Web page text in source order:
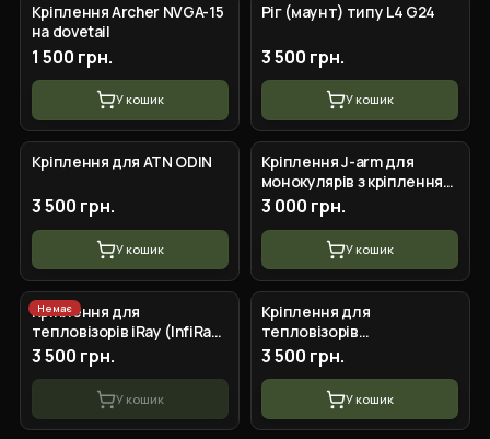
Кріплення Archer NVGA-15
на dovetail
1 500 грн.
У кошик
Ріг (маунт) типу L4 G24
3 500 грн.
У кошик
Кріплення для ATN ODIN
3 500 грн.
У кошик
Кріплення J-arm для
монокулярів з кріпленням
minirail
3 000 грн.
У кошик
Немає
Кріплення для
тепловізорів iRay (InfiRay)
та Flir Breach
3 500 грн.
У кошик
Кріплення для
тепловізорів
універсальне
3 500 грн.
У кошик